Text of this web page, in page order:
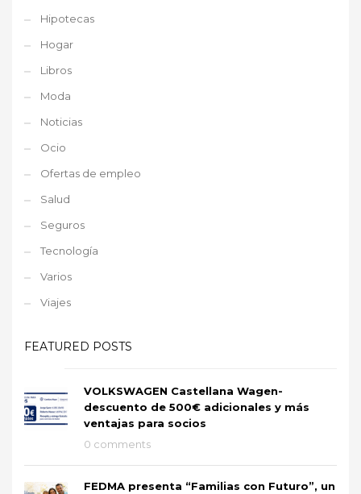
Hipotecas
Hogar
Libros
Moda
Noticias
Ocio
Ofertas de empleo
Salud
Seguros
Tecnología
Varios
Viajes
FEATURED POSTS
VOLKSWAGEN Castellana Wagen-
descuento de 500€ adicionales y más
ventajas para socios
0 comments
FEDMA presenta “Familias con Futuro”, un